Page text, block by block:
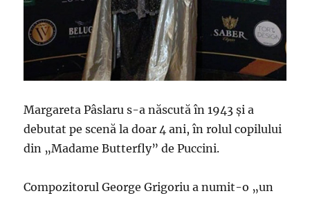
Margareta Pâslaru s-a născută în 1943 și a
debutat pe scenă la doar 4 ani, în rolul copilului
din „Madame Butterfly” de Puccini.
Compozitorul George Grigoriu a numit-o „un